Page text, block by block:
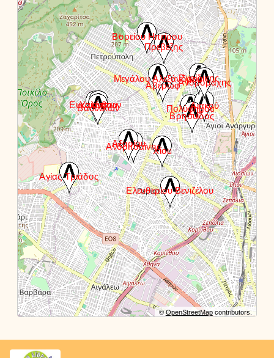
©OpenStreetMapcontributors.